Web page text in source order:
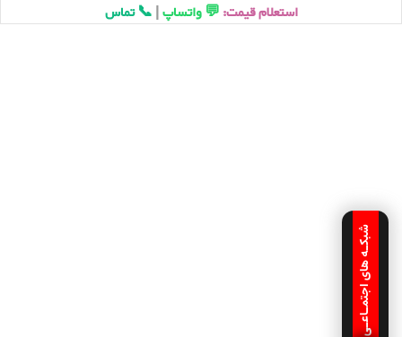
استعلام قیمت:💬 واتساپ|📞 تماس
شبکـه های اجتمـاعـی